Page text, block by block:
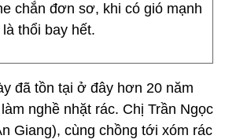
chắn đơn sơ, khi có gió mạnh
là thổi bay hết.
đã tồn tại ở đây hơn 20 năm
nghề nhặt rác. Chị Trần Ngọc
Giang), cùng chồng tới xóm rác